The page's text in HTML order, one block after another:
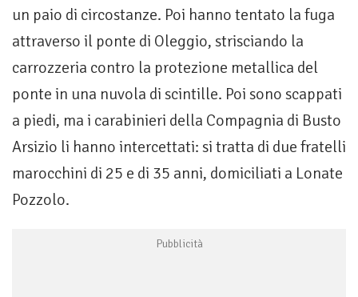
un paio di circostanze. Poi hanno tentato la fuga
attraverso il ponte di Oleggio, strisciando la
carrozzeria contro la protezione metallica del
ponte in una nuvola di scintille. Poi sono scappati
a piedi, ma i carabinieri della Compagnia di Busto
Arsizio li hanno intercettati: si tratta di due fratelli
marocchini di 25 e di 35 anni, domiciliati a Lonate
Pozzolo.